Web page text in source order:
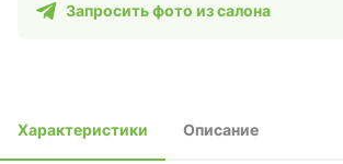
Запросить фото из салона
Характеристики Описание